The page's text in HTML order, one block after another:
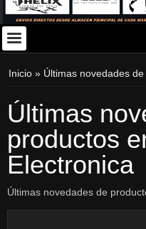
Inicio » Últimas novedades
Últimas
productos
Electronica
Últimas novedades de